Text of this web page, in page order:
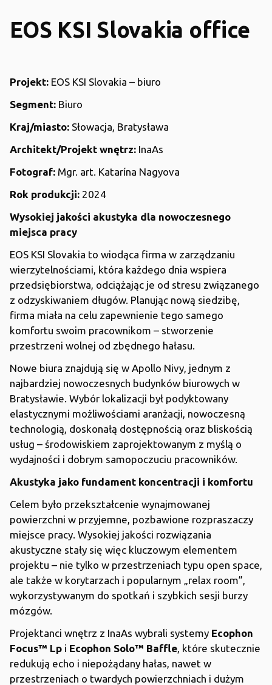
EOS KSI Slovakia office
Projekt: EOS KSI Slovakia – biuro
Segment: Biuro
Kraj/miasto: Słowacja, Bratysława
Architekt/Projekt wnętrz: InaAs
Fotograf: Mgr. art. Katarína Nagyova
Rok produkcji: 2024
Wysokiej jakości akustyka dla nowoczesnego
miejsca pracy
EOS KSI Slovakia to wiodąca firma w zarządzaniu
wierzytelnościami, która każdego dnia wspiera
przedsiębiorstwa, odciążając je od stresu związanego
z odzyskiwaniem długów. Planując nową siedzibę,
firma miała na celu zapewnienie tego samego
komfortu swoim pracownikom – stworzenie
przestrzeni wolnej od zbędnego hałasu.
Nowe biura znajdują się w Apollo Nivy, jednym z
najbardziej nowoczesnych budynków biurowych w
Bratysławie. Wybór lokalizacji był podyktowany
elastycznymi możliwościami aranżacji, nowoczesną
technologią, doskonałą dostępnością oraz bliskością
usług – środowiskiem zaprojektowanym z myślą o
wydajności i dobrym samopoczuciu pracowników.
Akustyka jako fundament koncentracji i komfortu
Celem było przekształcenie wynajmowanej
powierzchni w przyjemne, pozbawione rozpraszaczy
miejsce pracy. Wysokiej jakości rozwiązania
akustyczne stały się więc kluczowym elementem
projektu – nie tylko w przestrzeniach typu open space,
ale także w korytarzach i popularnym „relax room”,
wykorzystywanym do spotkań i szybkich sesji burzy
mózgów.
Projektanci wnętrz z InaAs wybrali systemy Ecophon
Focus™ Lp i Ecophon Solo™ Baffle, które skutecznie
redukują echo i niepożądany hałas, nawet w
przestrzeniach o twardych powierzchniach i dużym